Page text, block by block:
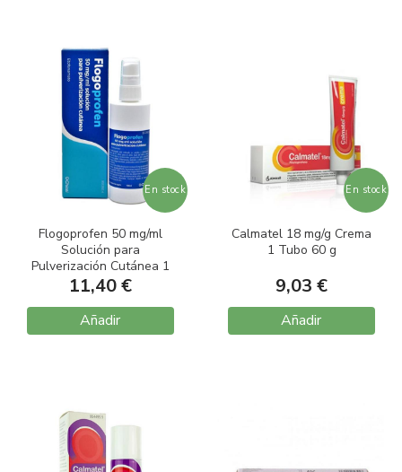
En stock
Flogoprofen 50 mg/ml
Solución para
Pulverización Cutánea 1
Frasco 100 ml
11,40 €
Añadir
En stock
Calmatel 18 mg/g Crema
1 Tubo 60 g
9,03 €
Añadir